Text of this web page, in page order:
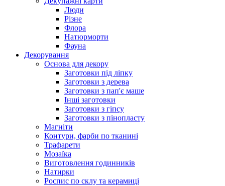
Люди
Різне
Флора
Натюрморти
Фауна
Декорування
Основа для декору
Заготовки під ліпку
Заготовки з дерева
Заготовки з пап'є маше
Інші заготовки
Заготовки з гіпсу
Заготовки з пінопласту
Магніти
Контури, фарби по тканині
Трафарети
Мозаїка
Виготовлення годинників
Натирки
Роспис по склу та керамиці